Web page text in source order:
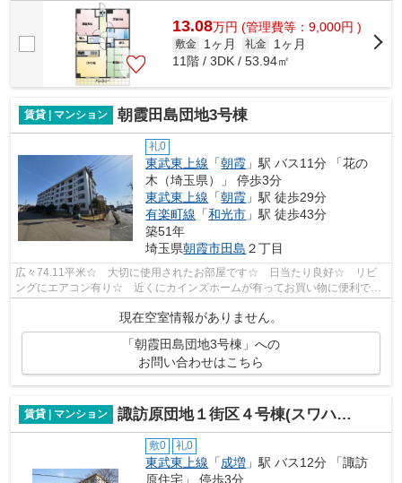
13.08万円 (管理費等：9,000円 )
敷金 1ヶ月 礼金
1ヶ月
11階 / 3DK / 53.94㎡
賃貸 | マンション 朝霞田島団地3号棟
礼0
東武東上線 「朝霞 」駅 バス11分 「花の
木（埼玉県）」 停歩3分
東武東上線 「朝霞 」駅 徒歩29分
有楽町線 「和光市 」駅 徒歩43分
築51年
埼玉県朝霞市田島 ２丁目
広々74.11平米☆ 大切に使用されたお部屋です☆ 日当たり良好☆ リビ
ングにエアコン有り☆ 近くにカインズホームが有ってお買い物に便利です
現在空室情報がありません。
「朝霞田島団地3号棟」への
お問い合わせはこちら
賃貸 | マンション 諏訪原団地１街区４号棟(スワハラダンチイチガイクヨンゴウトウ)
敷0 礼0
東武東上線 「成増 」駅 バス12分 「諏訪
原住宅」 停歩3分